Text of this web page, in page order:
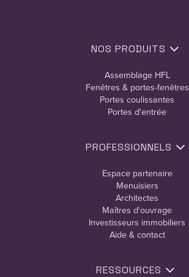
NOS PRODUITS
Assemblage HFL
Fenêtres & portes-fenêtres
Portes coulissantes
Portes d'entrée
PROFESSIONNELS
Espace partenaire
Menuisiers
Architectes
Maîtres d'ouvrage
Investisseurs immobiliers
Aide & contact
RESSOURCES